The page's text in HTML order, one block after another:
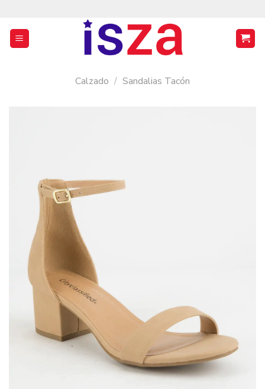
contenido
Calzado / Sandalias Tacón